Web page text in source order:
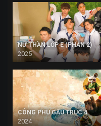
NỮ THẦN LỚP E (PHẦN 2)
2025
CÔNG PHU GẤU TRÚC 4
2024